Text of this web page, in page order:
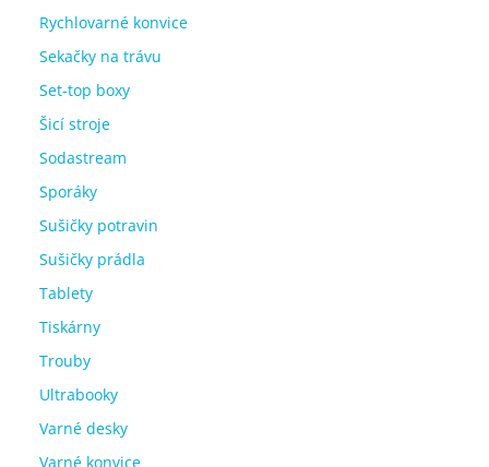
Rychlovarné konvice
Sekačky na trávu
Set-top boxy
Šicí stroje
Sodastream
Sporáky
Sušičky potravin
Sušičky prádla
Tablety
Tiskárny
Trouby
Ultrabooky
Varné desky
Varné konvice